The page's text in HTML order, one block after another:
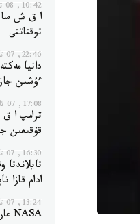
10:42, 08 تامىز 2026
ا ق ش
توقتاتتى
22:46, 07 تامىز 2026
دانيا
ءۇشىن
17:08, 07 تامىز 2026
ترامپ ا ق
قۇقىعىن
16:30, 07 تامىز 2026
ادام قازا
13:24, 07 تامىز 2026
NASA عارىشكەرلەرى عارىشقا ۇشتى